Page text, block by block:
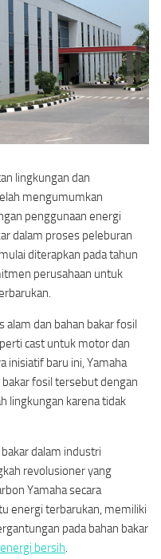
lingkungan dan
mengumumkan
penggunaan energi
dalam proses peleburan
diterapkan pada tahun
perusahaan untuk
alam dan bahan bakar fosil
cast untuk motor dan
inisiatif baru ini, Yamaha
fosil tersebut dengan
lingkungan karena tidak
dalam industri
revolusioner yang
Yamaha secara
energi terbarukan, memiliki
pada bahan bakar
bersih.